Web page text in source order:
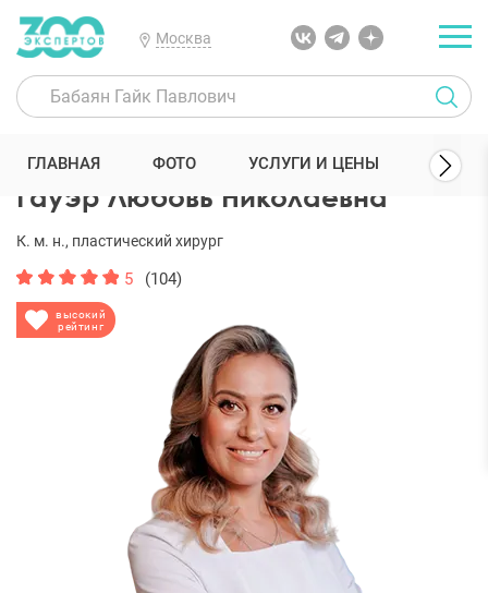
Москва
300 Экспертов Пластические хирурги Гауэр Любовь
Гауэр Любовь Николаевна
высокий
рейтинг
К. м. н., пластический хирург
5 (104)
ГЛАВНАЯ ФОТО УСЛУГИ И ЦЕНЫ